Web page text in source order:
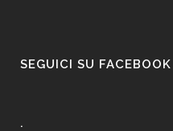
SEGUICI SU FACEBOOK
.